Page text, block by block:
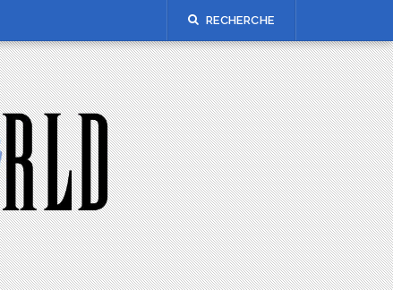
RECHERCHE